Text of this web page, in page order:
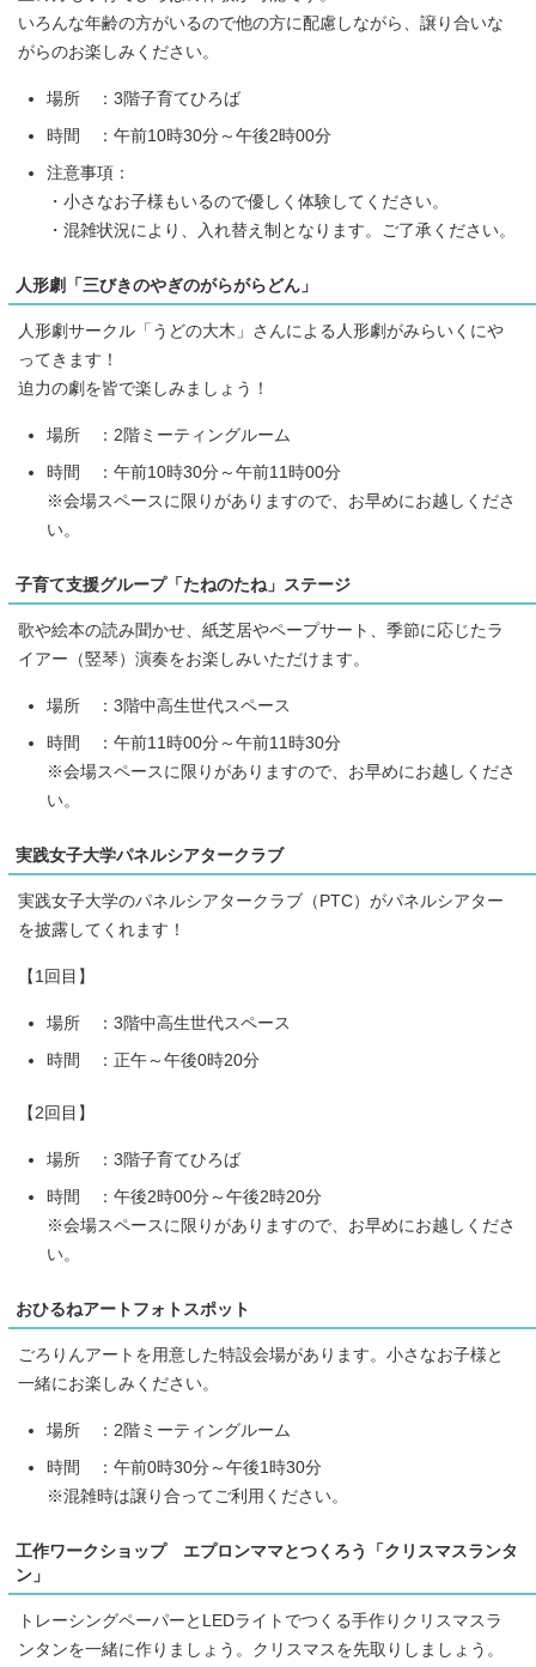
いろんな年齢の方がいるので他の方に配慮しながら、譲り合いな
がらのお楽しみください。
場所 ：3階子育てひろば
時間 ：午前10時30分～午後2時00分
注意事項：
・小さなお子様もいるので優しく体験してください。
・混雑状況により、入れ替え制となります。ご了承ください。
人形劇「三びきのやぎのがらがらどん」
人形劇サークル「うどの大木」さんによる人形劇がみらいくにや
ってきます！
迫力の劇を皆で楽しみましょう！
場所 ：2階ミーティングルーム
時間 ：午前10時30分～午前11時00分
※会場スペースに限りがありますので、お早めにお越しくださ
い。
子育て支援グループ「たねのたね」ステージ
歌や絵本の読み聞かせ、紙芝居やペープサート、季節に応じたラ
イアー（竪琴）演奏をお楽しみいただけます。
場所 ：3階中高生世代スペース
時間 ：午前11時00分～午前11時30分
※会場スペースに限りがありますので、お早めにお越しくださ
い。
実践女子大学パネルシアタークラブ
実践女子大学のパネルシアタークラブ（PTC）がパネルシアター
を披露してくれます！
【1回目】
場所 ：3階中高生世代スペース
時間 ：正午～午後0時20分
【2回目】
場所 ：3階子育てひろば
時間 ：午後2時00分～午後2時20分
※会場スペースに限りがありますので、お早めにお越しくださ
い。
おひるねアートフォトスポット
ごろりんアートを用意した特設会場があります。小さなお子様と
一緒にお楽しみください。
場所 ：2階ミーティングルーム
時間 ：午前0時30分～午後1時30分
※混雑時は譲り合ってご利用ください。
工作ワークショップ エプロンママとつくろう「クリスマスランタ
ン」
トレーシングペーパーとLEDライトでつくる手作りクリスマスラ
ンタンを一緒に作りましょう。クリスマスを先取りしましょう。